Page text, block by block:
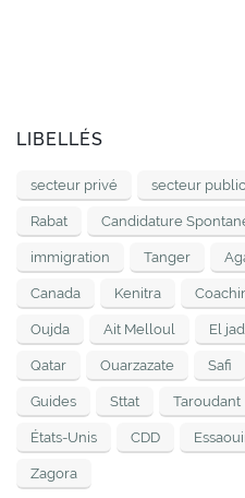
LIBELLÉS
secteur privé secteur public
Rabat Candidature
immigration Tanger
Canada Kenitra
Oujda Ait Melloul El
Qatar Ouarzazate Safi
Guides Sttat Taroudant
États-Unis CDD
Zagora